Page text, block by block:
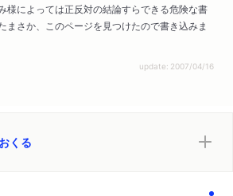
様によっては正反対の結論すらできる危険な書
まさか、このページを見つけたので書き込みま
update: 2007/04/16
くる